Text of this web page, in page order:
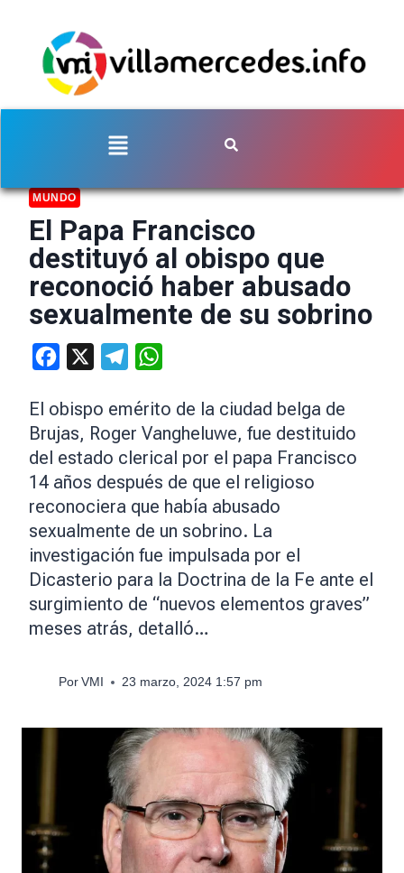
MUNDO
El Papa Francisco
destituyó al obispo que
reconoció haber abusado
sexualmente de su sobrino
Facebook Telegram
El obispo emérito de la ciudad belga de
Brujas, Roger Vangheluwe, fue destituido
del estado clerical por el papa Francisco
14 años después de que el religioso
reconociera que había abusado
sexualmente de un sobrino. La
investigación fue impulsada por el
Dicasterio para la Doctrina de la Fe ante el
surgimiento de “nuevos elementos graves”
meses atrás, detalló…
Por VMI 23 marzo, 2024 1:57 pm